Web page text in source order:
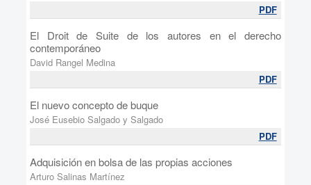
PDF
El Droit de Suite de los autores en el derecho
contemporáneo
David Rangel Medina
PDF
El nuevo concepto de buque
José Eusebio Salgado y Salgado
PDF
Adquisición en bolsa de las propias acciones
Arturo Salinas Martínez